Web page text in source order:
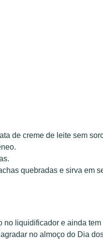
de creme de leite sem
quebradas e sirva em
no liquidificador e ainda
no almoço do Dia